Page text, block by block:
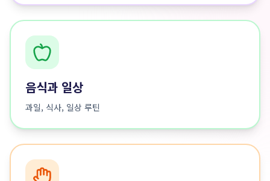
음식과 일상
과일, 식사, 일상 루틴